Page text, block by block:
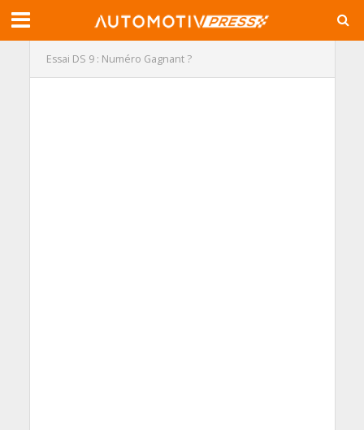
Essai DS 9 : Numéro Gagnant ?